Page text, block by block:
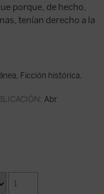
porque, de hecho,
tenían derecho a la
, Ficción histórica,
Abr